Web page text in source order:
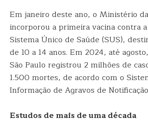
Em janeiro deste ano, o Ministério
incorporou a primeira vacina contra
Sistema Único de Saúde (SUS),
de 10 a 14 anos. Em 2024, até
São Paulo registrou 2 milhões de
1.500 mortes, de acordo com o
Informação de Agravos de
Estudos de mais de uma década